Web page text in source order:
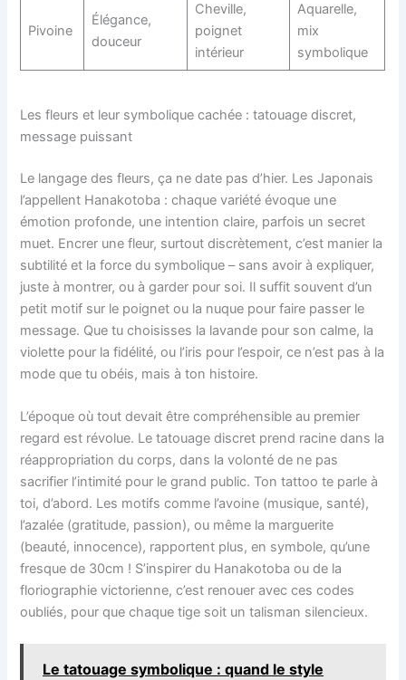
Pivoine
Élégance,
douceur
Cheville,
poignet
intérieur
Aquarelle,
mix
symbolique
Les fleurs et leur symbolique cachée : tatouage discret,
message puissant
Le langage des fleurs, ça ne date pas d’hier. Les Japonais
l’appellent Hanakotoba : chaque variété évoque une
émotion profonde, une intention claire, parfois un secret
muet. Encrer une fleur, surtout discrètement, c’est manier la
subtilité et la force du symbolique – sans avoir à expliquer,
juste à montrer, ou à garder pour soi. Il suffit souvent d’un
petit motif sur le poignet ou la nuque pour faire passer le
message. Que tu choisisses la lavande pour son calme, la
violette pour la fidélité, ou l’iris pour l’espoir, ce n’est pas à la
mode que tu obéis, mais à ton histoire.
L’époque où tout devait être compréhensible au premier
regard est révolue. Le tatouage discret prend racine dans la
réappropriation du corps, dans la volonté de ne pas
sacrifier l’intimité pour le grand public. Ton tattoo te parle à
toi, d’abord. Les motifs comme l’avoine (musique, santé),
l’azalée (gratitude, passion), ou même la marguerite
(beauté, innocence), rapportent plus, en symbole, qu’une
fresque de 30cm ! S’inspirer du Hanakotoba ou de la
floriographie victorienne, c’est renouer avec ces codes
oubliés, pour que chaque tige soit un talisman silencieux.
Le tatouage symbolique : quand le style